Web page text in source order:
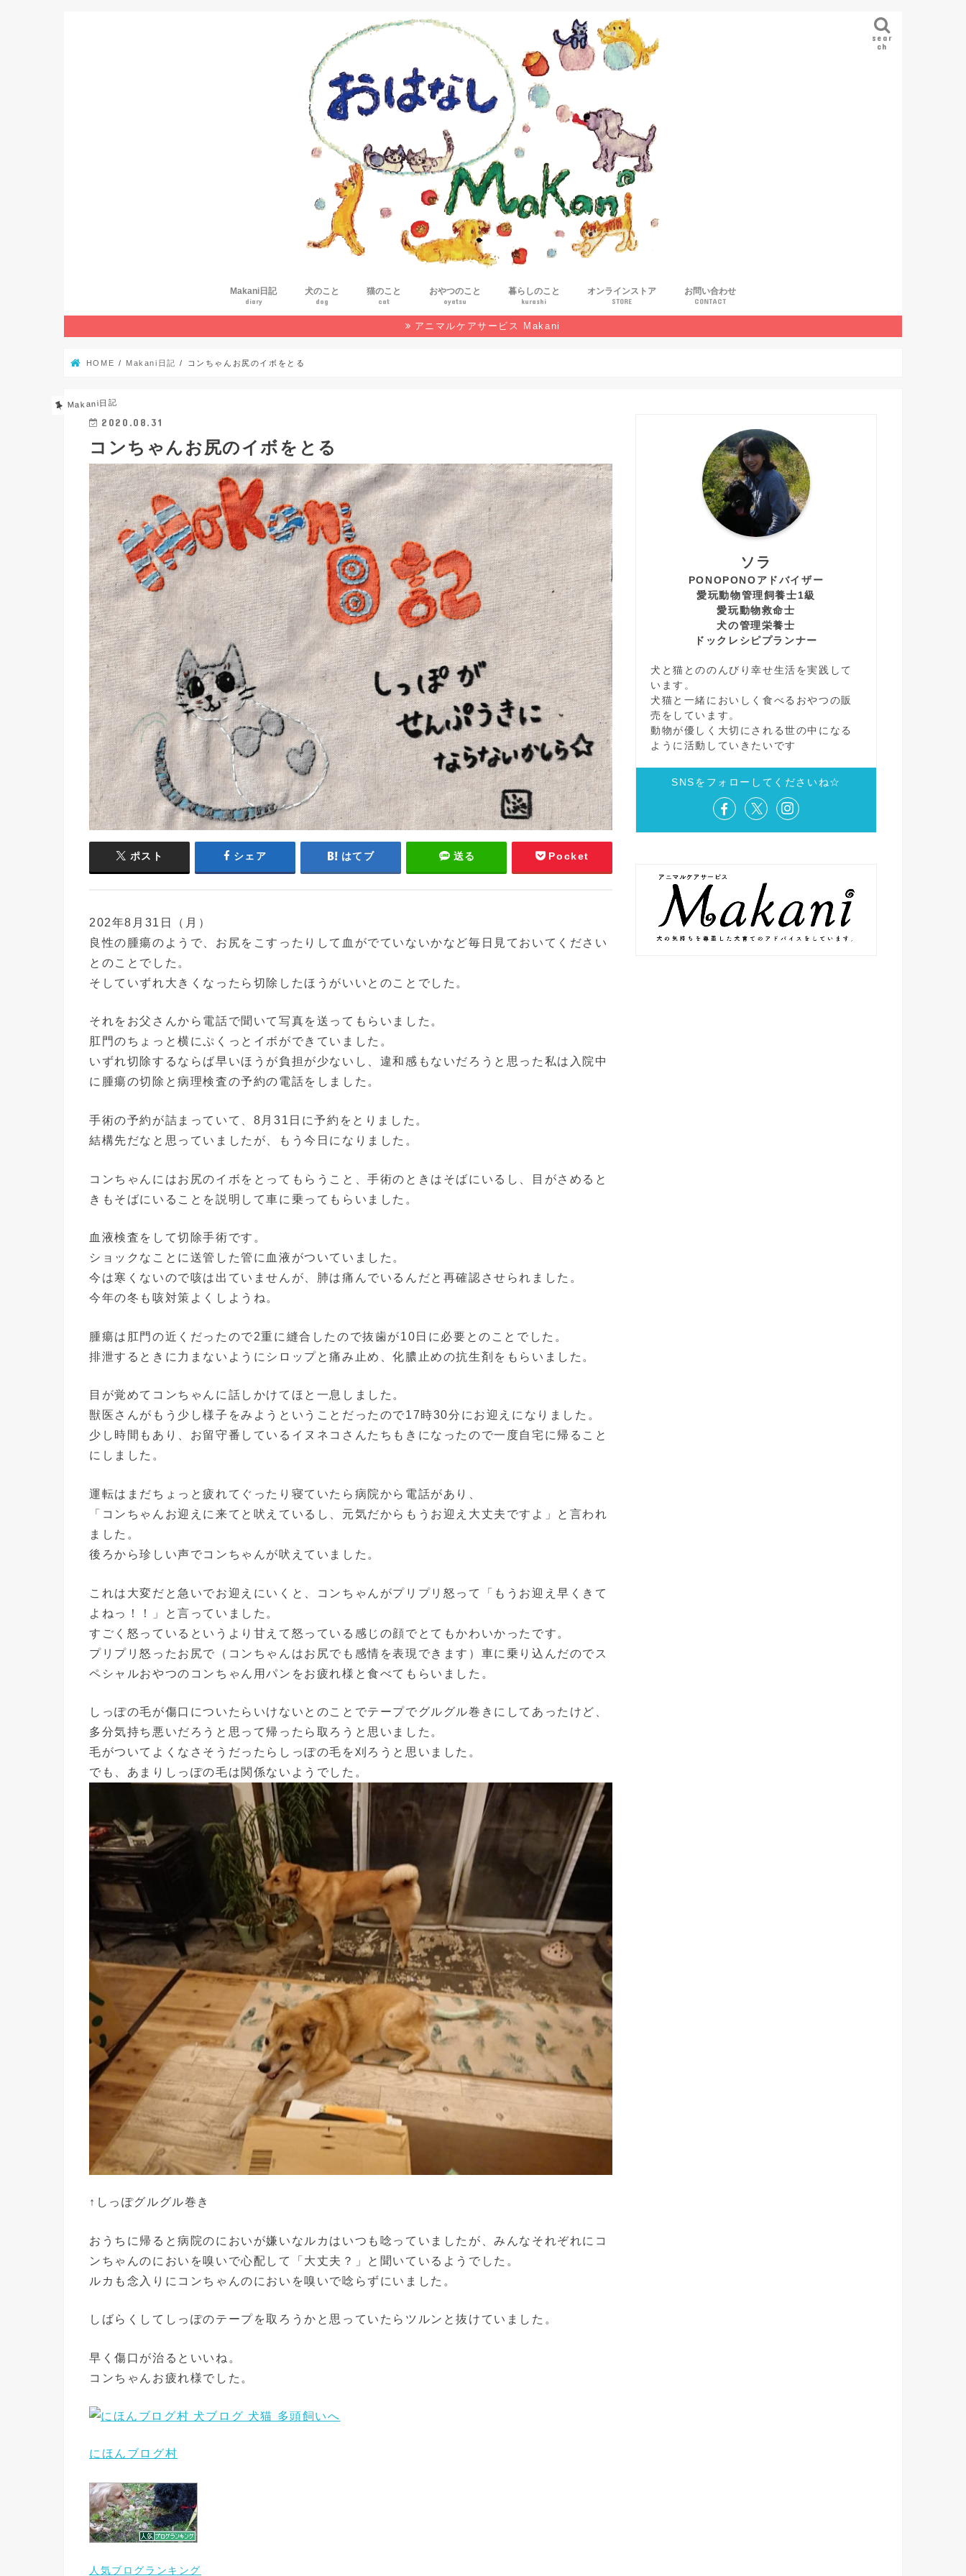
sear
ch
Makani日記
diary
犬のこと
dog
猫のこと
cat
おやつのこと
oyatsu
暮らしのこと
kurashi
野生生物
マンガ
本の感想
環境
オンラインストア
STORE
お問い合わせ
CONTACT
アニマルケアサービス Makani
HOME Makani日記 コンちゃんお尻のイボをとる
Makani日記
2020.08.31
コンちゃんお尻のイボをとる
ポスト シェア はてブ 送る Pocket
202年8月31日（月）
良性の腫瘍のようで、お尻をこすったりして血がでていないかなど毎日見ておいてください
とのことでした。
そしていずれ大きくなったら切除したほうがいいとのことでした。
それをお父さんから電話で聞いて写真を送ってもらいました。
肛門のちょっと横にぷくっとイボができていました。
いずれ切除するならば早いほうが負担が少ないし、違和感もないだろうと思った私は入院中
に腫瘍の切除と病理検査の予約の電話をしました。
手術の予約が詰まっていて、8月31日に予約をとりました。
結構先だなと思っていましたが、もう今日になりました。
コンちゃんにはお尻のイボをとってもらうこと、手術のときはそばにいるし、目がさめると
きもそばにいることを説明して車に乗ってもらいました。
血液検査をして切除手術です。
ショックなことに送管した管に血液がついていました。
今は寒くないので咳は出ていませんが、肺は痛んでいるんだと再確認させられました。
今年の冬も咳対策よくしようね。
腫瘍は肛門の近くだったので2重に縫合したので抜歯が10日に必要とのことでした。
排泄するときに力まないようにシロップと痛み止め、化膿止めの抗生剤をもらいました。
目が覚めてコンちゃんに話しかけてほと一息しました。
獣医さんがもう少し様子をみようということだったので17時30分にお迎えになりました。
少し時間もあり、お留守番しているイヌネコさんたちもきになったので一度自宅に帰ること
にしました。
運転はまだちょっと疲れてぐったり寝ていたら病院から電話があり、
「コンちゃんお迎えに来てと吠えているし、元気だからもうお迎え大丈夫ですよ」と言われ
ました。
後ろから珍しい声でコンちゃんが吠えていました。
これは大変だと急いでお迎えにいくと、コンちゃんがプリプリ怒って「もうお迎え早くきて
よねっ！！」と言っていました。
すごく怒っているというより甘えて怒っている感じの顔でとてもかわいかったです。
プリプリ怒ったお尻で（コンちゃんはお尻でも感情を表現できます）車に乗り込んだのでス
ペシャルおやつのコンちゃん用パンをお疲れ様と食べてもらいました。
しっぽの毛が傷口についたらいけないとのことでテープでグルグル巻きにしてあったけど、
多分気持ち悪いだろうと思って帰ったら取ろうと思いました。
毛がついてよくなさそうだったらしっぽの毛を刈ろうと思いました。
でも、あまりしっぽの毛は関係ないようでした。
↑しっぽグルグル巻き
おうちに帰ると病院のにおいが嫌いなルカはいつも唸っていましたが、みんなそれぞれにコ
ンちゃんのにおいを嗅いで心配して「大丈夫？」と聞いているようでした。
ルカも念入りにコンちゃんのにおいを嗅いで唸らずにいました。
しばらくしてしっぽのテープを取ろうかと思っていたらツルンと抜けていました。
早く傷口が治るといいね。
コンちゃんお疲れ様でした。
にほんブログ村
人気ブログランキング
ソラ
PONOPONOアドバイザー
愛玩動物管理飼養士1級
愛玩動物救命士
犬の管理栄養士
ドックレシピプランナー
犬と猫とののんびり幸せ生活を実践して
います。
犬猫と一緒においしく食べるおやつの販
売をしています。
動物が優しく大切にされる世の中になる
ように活動していきたいです
SNSをフォローしてくださいね☆